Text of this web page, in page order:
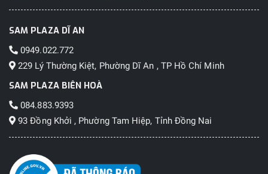
SAM PLAZA DĨ AN
0949.022.772
229 Lý Thường Kiệt, Phường Dĩ An , TP Hồ Chí Minh
SAM PLAZA BIÊN HOÀ
084.883.9393
93 Đồng Khởi , Phường Tam Hiệp, Tỉnh Đồng Nai